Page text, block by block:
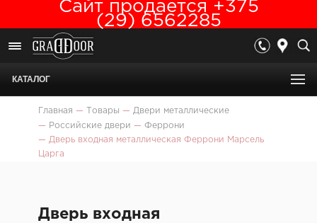
Сайт продается +375
(29) 6562285
КАТАЛОГ
Главная — Товары — Двери металлические
—
Российские двери — Феррони
— Дверь входная металлическая Феррони Марсель
Царга
Дверь входная